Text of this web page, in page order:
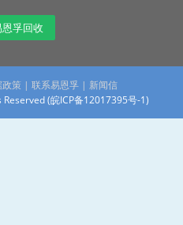
孚回收
策| 联系易恩孚 | 新闻信
(皖ICP备12017395号-1)